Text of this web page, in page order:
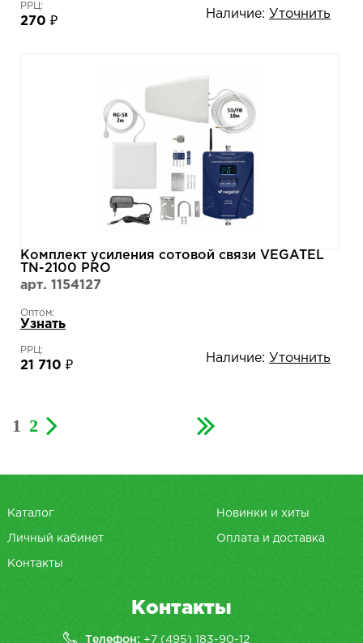
РРЦ:
270 ₽
Наличие: Уточнить
Комплект усиления сотовой связи VEGATEL
TN-2100 PRO
арт. 1154127
Оптом:
Узнать
РРЦ:
21 710 ₽
Наличие: Уточнить
1 2
Каталог Новинки и хиты
Личный кабинет Оплата и доставка
Контакты
Контакты
Телефон: +7 (495) 183-90-12